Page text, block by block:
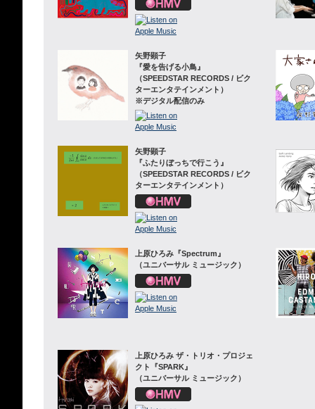
矢野顕子
『愛を告げる小鳥』
（SPEEDSTAR RECORDS / ビク
ターエンタテインメント）
※デジタル配信のみ
矢野顕子
『ふたりぼっちで行こう』
（SPEEDSTAR RECORDS / ビク
ターエンタテインメント）
上原ひろみ『Spectrum』
（ユニバーサル ミュージック）
上原ひろみ ザ・トリオ・プロジェ
クト『SPARK』
（ユニバーサル ミュージック）